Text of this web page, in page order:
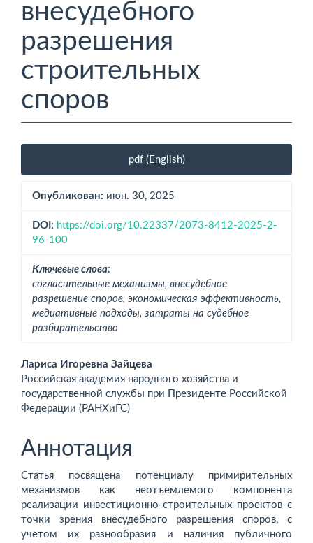
внесудебного
разрешения
строительных
споров
Боковая
панель
статьи
pdf (English)
Опубликован: июн. 30, 2025
DOI: https://doi.org/10.22337/2073-8412-2025-2-
96-100
Ключевые слова:
согласительные механизмы, внесудебное
разрешение споров, экономическая эффективность,
медиативные подходы, затраты на судебное
разбирательство
Основное
содержимое
статьи
Лариса Игоревна Зайцева
Российская академия народного хозяйства и
государственной службы при Президенте Российской
Федерации (РАНХиГС)
Аннотация
Статья посвящена потенциалу примирительных
механизмов как неотъемлемого компонента
реализации инвестиционно-строительных проектов с
точки зрения внесудебного разрешения споров, с
учетом их разнообразия и наличия публичного